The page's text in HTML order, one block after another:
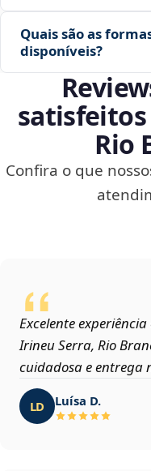
Quais são as
disponíveis?
Rio
Confira o que
Excelente
Irineu Serra, Rio
cuidadosa e entrega
LD Luísa D.